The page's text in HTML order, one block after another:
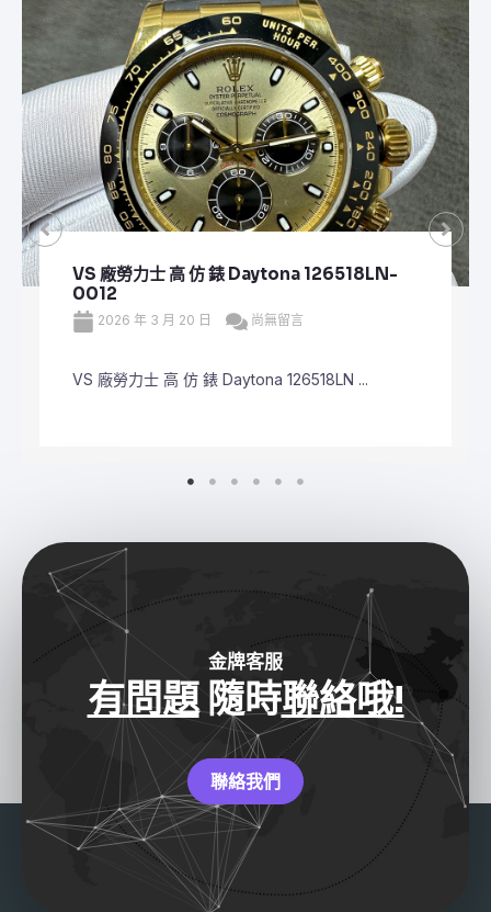
VS 廠勞力士 頂級 復刻 錶 Submariner Date
2026 年 3 月 20 日 尚無留言
VS 廠勞力士 頂級 復刻 錶 Submariner Dat ...
金牌客服
有問題隨時聯絡哦!
聯絡我們